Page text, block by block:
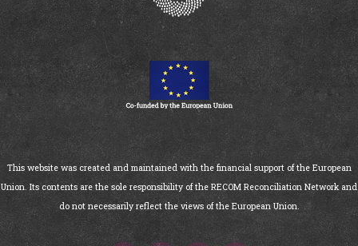
This website was created and maintained with the financial support of the European
Union. Its contents are the sole responsibility of the RECOM Reconciliation Network and
do not necessarily reflect the views of the European Union.